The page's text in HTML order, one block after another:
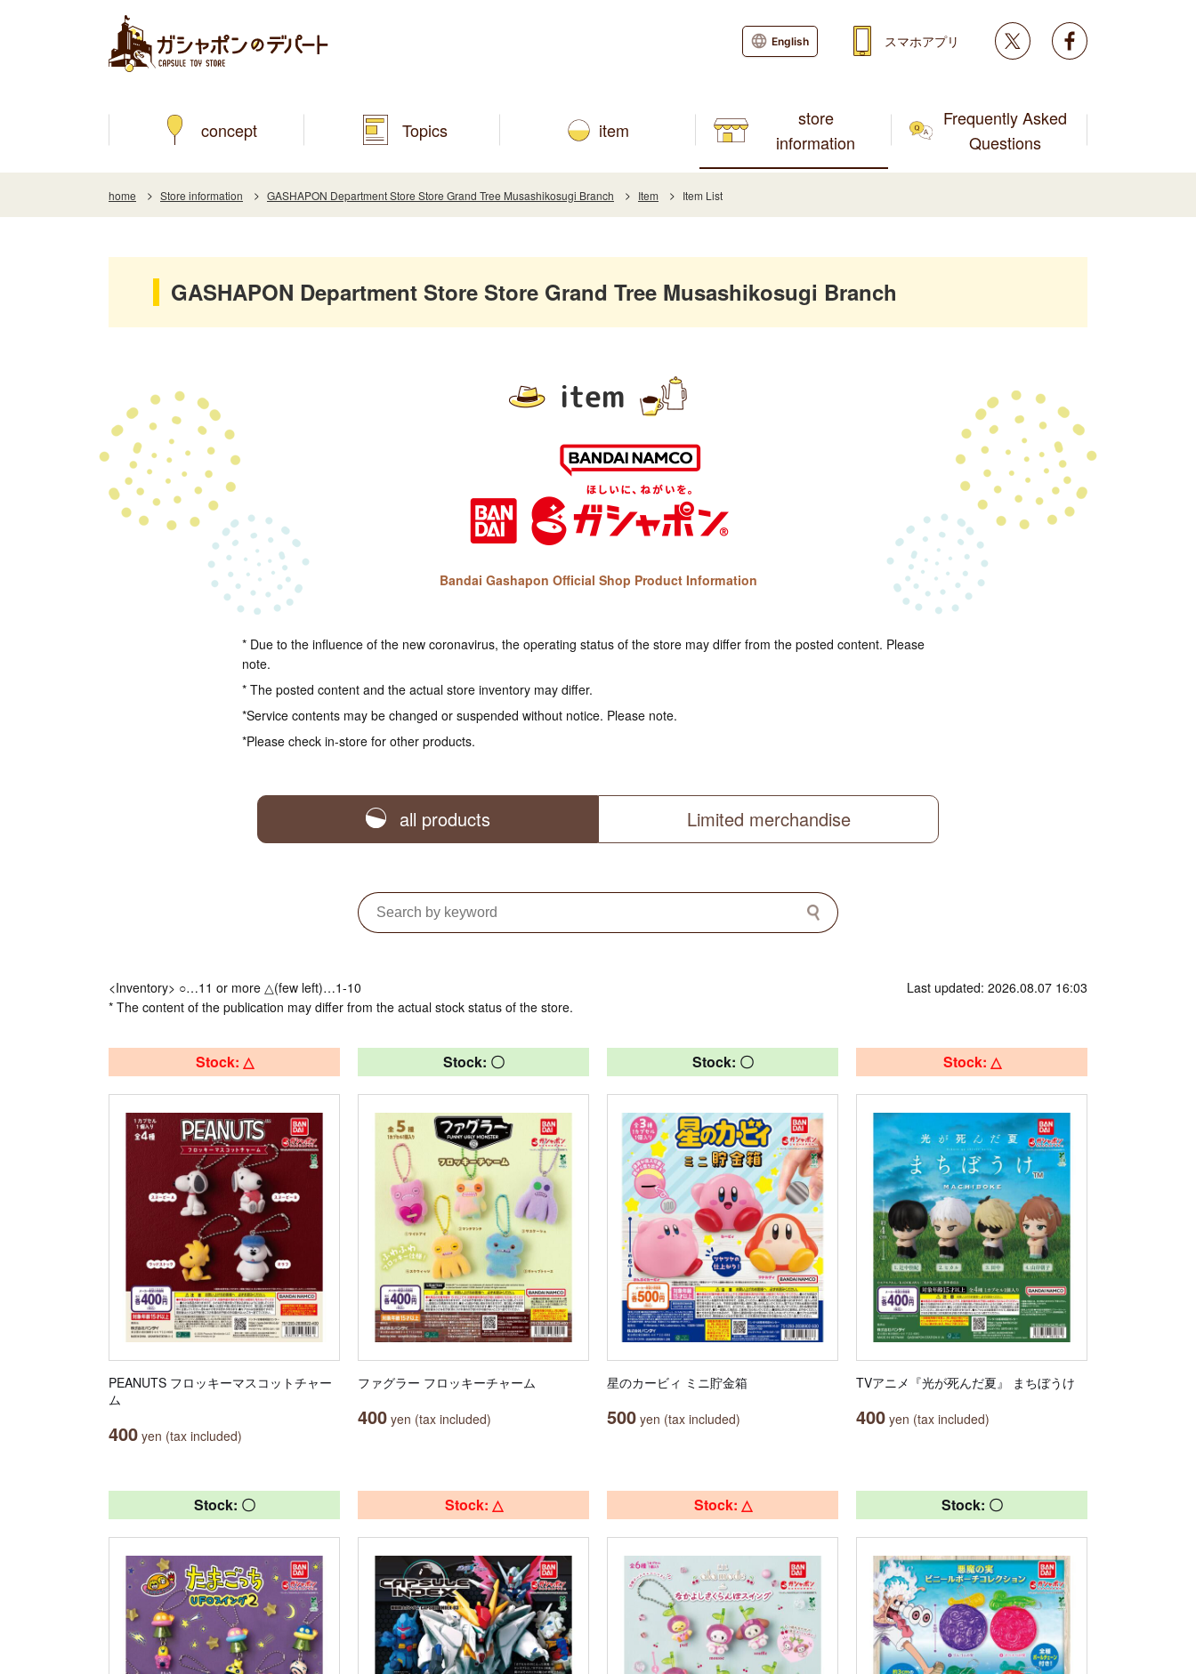
concept Topics item
store
information
Frequently Asked
Questions
English スマホアプリ Twitter
home Store information GASHAPON Department Store Store Grand Tree Musashikosugi Branch Item Item List
GASHAPON Department Store Store Grand Tree Musashikosugi Branch
item
Bandai Gashapon Official Shop Product Information
* Due to the influence of the new coronavirus, the operating status of the store may differ from the posted content. Please
note.
* The posted content and the actual store inventory may differ.
*Service contents may be changed or suspended without notice. Please note.
*Please check in-store for other products.
all products Limited merchandise
<Inventory> ○…11 or more △(few left)…1-10
* The content of the publication may differ from the actual stock status of the store.
Last updated: 2026.08.07 16:03
Stock: △
PEANUTS フロッキーマスコットチャー
ム
400 yen (tax included)
Stock: 〇
ファグラー フロッキーチャーム
400 yen (tax included)
Stock: 〇
星のカービィ ミニ貯金箱
500 yen (tax included)
Stock: △
TVアニメ『光が死んだ夏』 まちぼうけ
400 yen (tax included)
Stock: 〇 Stock: △ Stock: △ Stock: 〇